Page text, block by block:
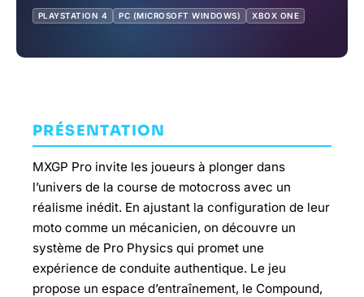
PLAYSTATION 4 PC (MICROSOFT WINDOWS) XBOX ONE
PRÉSENTATION
MXGP Pro invite les joueurs à plonger dans
l’univers de la course de motocross avec un
réalisme inédit. En ajustant la configuration de leur
moto comme un mécanicien, on découvre un
système de Pro Physics qui promet une
expérience de conduite authentique. Le jeu
propose un espace d’entraînement, le Compound,